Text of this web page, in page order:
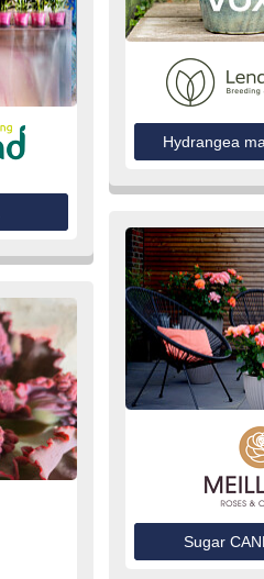
Hydrangea
Sugar